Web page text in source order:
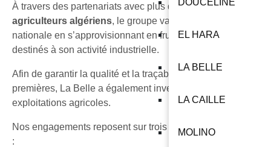
DOUCELINE
EL HARA
LA BELLE
LA CAILLE
MOLINO
À travers des partenariats avec plus de4 000
agriculteurs algériens, le groupe valorise la production
nationale en s’approvisionnant en fruits et légumes
destinés à son activité industrielle.
Afin de garantir la qualité et la traçabilité de ses matières
premières, La Belle a également investi dans ses propres
exploitations agricoles.
Nos engagements reposent sur trois priorités essentielles
: